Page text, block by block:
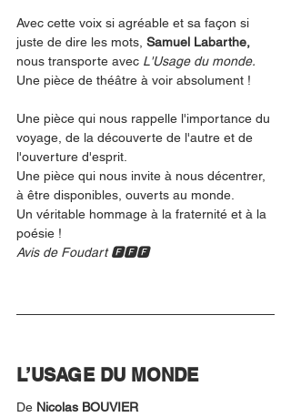
Avec cette voix si agréable et sa façon si
juste de dire les mots, Samuel Labarthe,
nous transporte avec L'Usage du monde.
Une pièce de théâtre à voir absolument !
Une pièce qui nous rappelle l'importance du
voyage, de la découverte de l'autre et de
l'ouverture d'esprit.
Une pièce qui nous invite à nous décentrer,
à être disponibles, ouverts au monde.
Un véritable hommage à la fraternité et à la
poésie !
Avis de Foudart 🅵🅵🅵
L’USAGE DU MONDE
De Nicolas BOUVIER